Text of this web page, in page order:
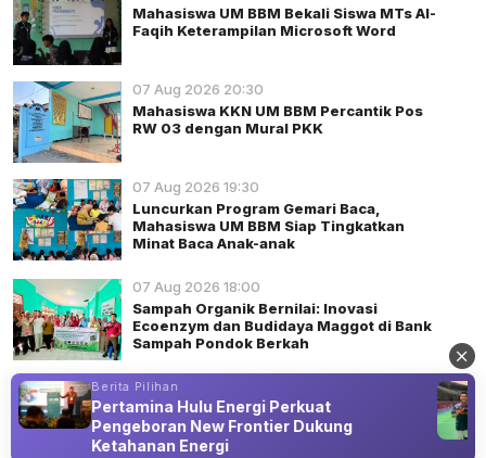
Mahasiswa UM BBM Bekali Siswa MTs Al-
Faqih Keterampilan Microsoft Word
07 Aug 2026 20:30
Mahasiswa KKN UM BBM Percantik Pos
RW 03 dengan Mural PKK
07 Aug 2026 19:30
Luncurkan Program Gemari Baca,
Mahasiswa UM BBM Siap Tingkatkan
Minat Baca Anak-anak
07 Aug 2026 18:00
Sampah Organik Bernilai: Inovasi
Ecoenzym dan Budidaya Maggot di Bank
Sampah Pondok Berkah
07 Aug 2026 17:30
Anyaman Pithi Warisan Lokal yang
Menghidupi UMKM dan Ramah
Lingkungan
Berita Pilihan
Pertamina Hulu Energi Perkuat
Pengeboran New Frontier Dukung
Ketahanan Energi